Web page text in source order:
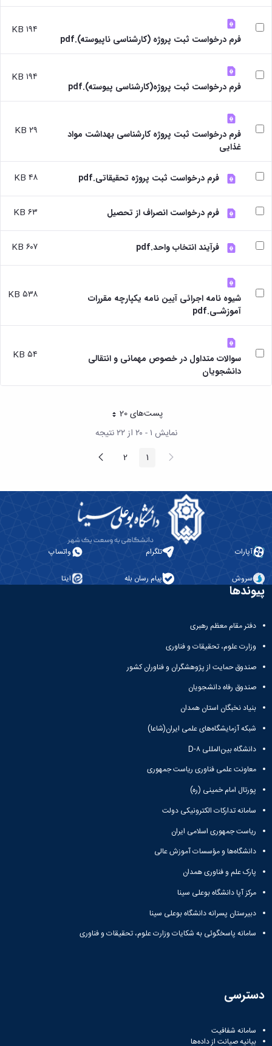
فرم درخواست ثبت پروژه (کارشناسی ناپیوسته).pdf
۱۹۴ KB
فرم درخواست ثبت پروژه(کارشناسی پیوسته).pdf
۱۹۴ KB
فرم درخواست ثبت پروژه کارشناسی بهداشت مواد
غذایی
۲۹ KB
فرم درخواست ثبت پروژه تحقیقاتی.pdf ۴۸ KB
فرم درخواست انصراف از تحصیل ۶۳ KB
فرآیند انتخاب واحد.pdf ۶۰۷ KB
شیوه نامه اجرائی آیین نامه یکپارچه مقررات
آموزشـی.pdf
۵۳۸ KB
سوالات متداول در خصوص مهمانی و انتقالی
دانشجویان
۵۴ KB
پست‌‌های 20هر صفحه
نمایش ۱ - ۲۰ از ۲۲ نتیجه
پیغام
قبلی صفحه1 صفحه2 صفحه
بعد
آپارات تلگرام واتساپ
سروش پیام رسان بله ایتا
پیوندها
دفتر مقام معظم رهبری
وزارت علوم، تحقیقات و فناوری
صندوق حمایت از پژوهشگران و فناوران کشور
صندوق رفاه دانشجویان
بنیاد نخبگان استان همدان
شبکه آزمایشگاه‌های علمی ایران(شاعا)
دانشگاه بین‌المللی D-۸
معاونت علمی فناوری ریاست جمهوری
پورتال امام خمینی (ره)
سامانه تدارکات الکترونیکی دولت
ریاست جمهوری اسلامی ایران
دانشگاه‌ها و مؤسسات آموزش عالی
پارک علم و فناوری همدان
مرکز آپا دانشگاه بوعلی سینا
دبیرستان پسرانه دانشگاه بوعلی سینا
سامانه پاسخگوئی به شکایات وزارت علوم، تحقیقات و فناوری
دسترسی
سامانه شفافیت
بیانیه صیانت از داده‌ها